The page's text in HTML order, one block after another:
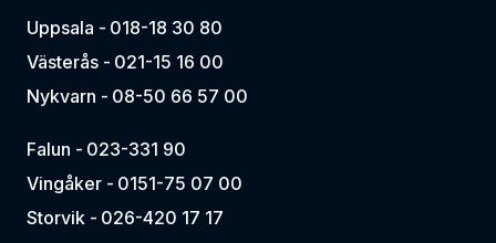
Uppsala - 018-18 30 80
Västerås - 021-15 16 00
Nykvarn - 08-50 66 57 00
Falun - 023-331 90
Vingåker - 0151-75 07 00
Storvik - 026-420 17 17